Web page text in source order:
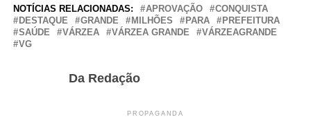
NOTÍCIAS RELACIONADAS: APROVAÇÃO
CONQUISTA
DESTAQUE
GRANDE MILHÕES PARA
PREFEITURA
SAÚDE
VÁRZEA VÁRZEA GRANDE
VÁRZEAGRANDE
VG
Da Redação
PROPAGANDA